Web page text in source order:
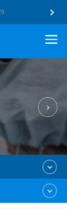
12
07